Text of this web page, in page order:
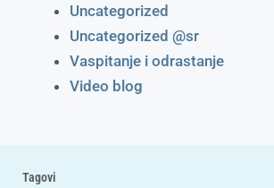
Uncategorized
Uncategorized @sr
Vaspitanje i odrastanje
Video blog
Tagovi